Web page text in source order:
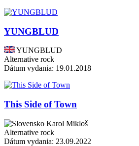
YUNGBLUD
YUNGBLUD
Alternative rock
Dátum vydania: 19.01.2018
This Side of Town
Karol Mikloš
Alternative rock
Dátum vydania: 23.09.2022